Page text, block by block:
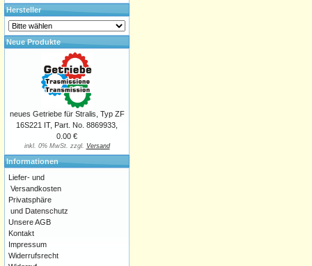
Hersteller
Neue Produkte
neues Getriebe für Stralis, Typ ZF
16S221 IT, Part. No. 8869933,
0.00 €
inkl. 0% MwSt. zzgl. Versand
Informationen
Liefer- und
Versandkosten
Privatsphäre
und Datenschutz
Unsere AGB
Kontakt
Impressum
Widerrufsrecht